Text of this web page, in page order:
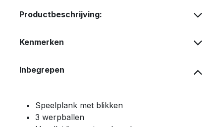
Productbeschrijving:
Kenmerken
Inbegrepen
Speelplank met blikken
3 werpballen